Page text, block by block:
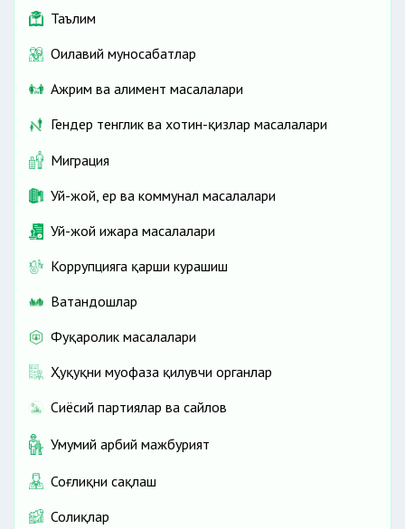
Таълим
Оилавий муносабатлар
Ажрим ва алимент масалалари
Гендер тенглик ва хотин-қизлар масалалари
Миграция
Уй-жой, ер ва коммунал масалалари
Уй-жой ижара масалалари
Коррупцияга қарши курашиш
Ватандошлар
Фуқаролик масалалари
Ҳуқуқни муҳофаза қилувчи органлар
Сиёсий партиялар ва сайлов
Умумий ҳарбий мажбурият
Соғлиқни сақлаш
Солиқлар